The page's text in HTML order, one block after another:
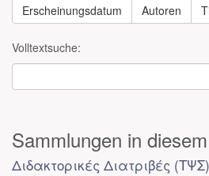
Erscheinungsdatum Autoren
Volltextsuche:
Sammlungen in
Διδακτορικές Διατριβές (ΤΨΣ)